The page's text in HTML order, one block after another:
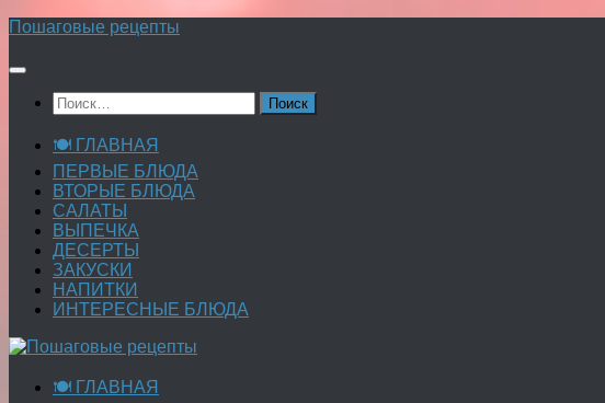
Перейти
содержимому
Пошаговые рецепты
Найти:
🍽 ГЛАВНАЯ
ПЕРВЫЕ БЛЮДА
ВТОРЫЕ БЛЮДА
САЛАТЫ
ВЫПЕЧКА
ДЕСЕРТЫ
ЗАКУСКИ
НАПИТКИ
ИНТЕРЕСНЫЕ БЛЮДА
🍽 ГЛАВНАЯ